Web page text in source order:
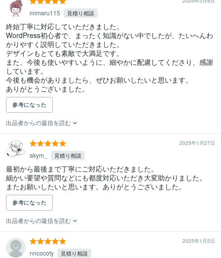
mimaru115 見積り相談
終始丁寧に対応していただきました。
WordPress初心者で、まったく知識がない中でしたが、たいへんわ
かりやすく説明していただきました。
デザインもとても素敵で大満足です。
また、今後も使いやすいように、細やかに配慮してくださり、感謝
しています。
今後も機会がありましたら、ぜひお願いしたいと思います。
ありがとうございました。
参考になった
出品者からの返信を読む
2025年1月27日
akym_ 見積り相談
最初から最後まで丁寧にご対応いただきました。
細かい要望や質問などにも都度対応いただき大変助かりました。
またお願いしたいと思います。ありがとうございました。
参考になった
出品者からの返信を読む
2025年1月5日
nncocoty 見積り相談